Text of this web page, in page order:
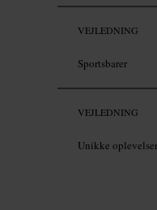
VEJLEDNING
Sportsbarer
VEJLEDNING
Unikke oplevelser